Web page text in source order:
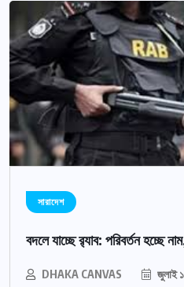
সারাদেশ
বদলে যাচ্ছে র‌্যাব: পরিবর্তন হচ্ছে
DHAKA CANVAS জুলাই